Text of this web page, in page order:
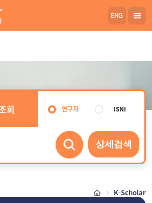
회 연구자 ISNI
상세검색
K-Scholar